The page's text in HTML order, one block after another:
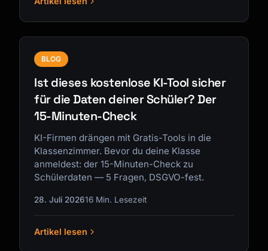
BLOG
Ist dieses kostenlose KI-Tool sicher
für die Daten deiner Schüler? Der
15-Minuten-Check
KI-Firmen drängen mit Gratis-Tools in die
Klassenzimmer. Bevor du deine Klasse
anmeldest: der 15-Minuten-Check zu
Schülerdaten — 5 Fragen, DSGVO-fest.
28. Juli 202616 Min. Lesezeit
Artikel lesen